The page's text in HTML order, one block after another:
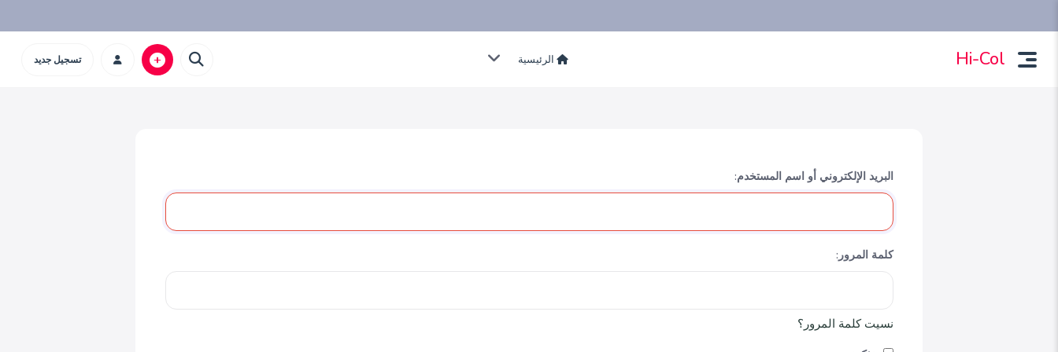
Hi-Col الرئيسية تسجيل جديد
البريد الإلكتروني أو اسم المستخدم:
كلمة المرور:
نسيت كلمة المرور؟